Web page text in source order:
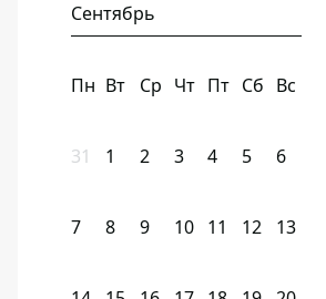
Сентябрь
Пн Вт Ср Чт Пт Сб Вс
31 1 2 3 4 5 6
7 8 9 10 11 12 13